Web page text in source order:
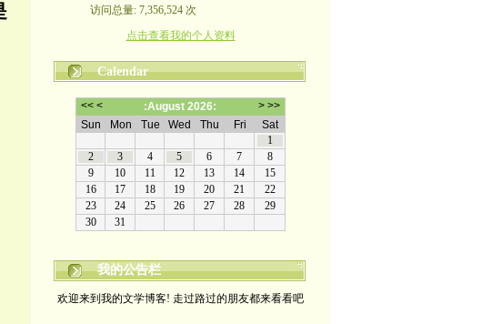
访问总量: 7,356,524 次
点击查看我的个人资料
Calendar
我的公告栏